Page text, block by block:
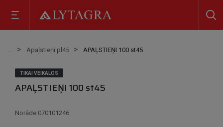
Apaļstieņi pl45 APAĻSTIEŅI 100 st45
TIKAI VEIKALOS
APAĻSTIEŅI 100 st45
Norāde 070101246